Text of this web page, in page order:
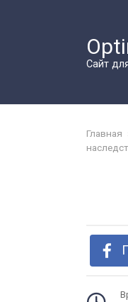
Сайт
Главная